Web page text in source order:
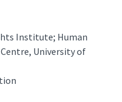
Institute; Human
University of